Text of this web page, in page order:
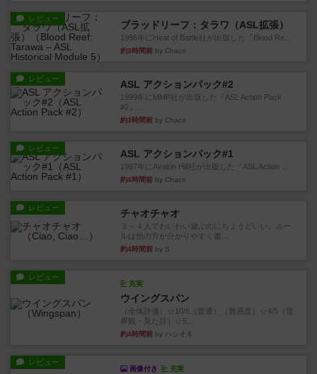
レビュー
ブラッドリーフ：タラワ（ASL拡張）
1996年にHeat of Battle社が出版した『Blood Re...
約3時間前 by Chaco
レビュー ASL アクションパック#2
1999年にMMP社が出版した『ASL Action Pack
#2』...
約3時間前 by Chaco
レビュー ASL アクションパック#1
1997年にAvalon Hill社が出版した『ASL Action ...
約4時間前 by Chaco
レビュー チャオチャオ
３～４人でわいわい遊ぶのにちょうどいい。ルー
ルは他の方が分かりやすく書...
約4時間前 by S
レビュー
充実
ウイングスパン
（全体評価）☆10/6（普通）（難易度）☆4/5（世
界観・見た目）☆5...
約4時間前 by ハシオキ
レビュー
画像付き 充実